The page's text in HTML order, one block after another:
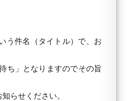
件名（タイトル）で、お
ち」となりますのでその旨
らせください。